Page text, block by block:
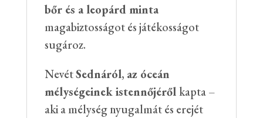
bőr és a leopárd minta
magabiztosságot és játékosságot
sugároz.
NevétSednáról, az óceán
mélységeinek istennőjéről kapta –
aki a mélység nyugalmát és erejét